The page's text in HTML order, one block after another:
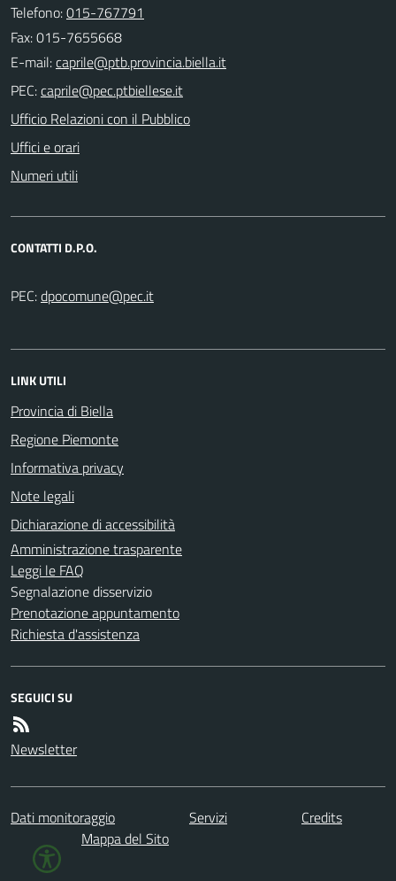
Telefono:015-767791
Fax: 015-7655668
E-mail:
PEC:
Ufficio Relazioni con il Pubblico
Uffici e orari
Numeri utili
CONTATTI D.P.O.
PEC:
LINK UTILI
Provincia di Biella
Regione Piemonte
Informativa privacy
Note legali
Dichiarazione di accessibilità
Amministrazione trasparente
Leggi le FAQ
Segnalazione disservizio
Prenotazione appuntamento
Richiesta d'assistenza
SEGUICI SU
Newsletter
Dati monitoraggio Servizi
Credits
Mappa del Sito